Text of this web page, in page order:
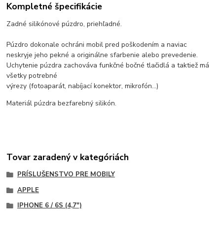
Kompletné špecifikácie
Zadné silikónové púzdro, priehľadné.
Púzdro dokonale ochráni mobil pred poškodením a naviac
neskryje jeho pekné a originálne sfarbenie alebo prevedenie.
Uchytenie púzdra zachováva funkčné bočné tlačidlá a taktiež má
všetky potrebné
výrezy (fotoaparát, nabíjací konektor, mikrofón...)
Materiál púzdra bezfarebný silikón.
Tovar zaradený v kategóriách
PRÍSLUŠENSTVO PRE MOBILY
APPLE
IPHONE 6 / 6S (4,7")